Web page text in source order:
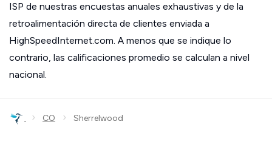
ISP de nuestras encuestas anuales exhaustivas y de la
retroalimentación directa de clientes enviada a
HighSpeedInternet.com. A menos que se indique lo
contrario, las calificaciones promedio se calculan a nivel
nacional.
› CO › Sherrelwood